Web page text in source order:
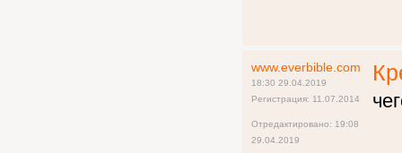
www.everbible.com
18:30 29.04.2019
Регистрация: 11.07.2014
Отредактировано: 19:08
29.04.2019